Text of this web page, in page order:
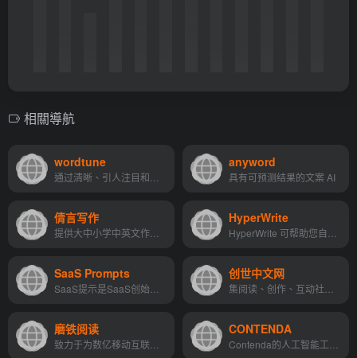
相關導航
wordtune anyword
具有可预测结果的文案 AI
倩言写作 HyperWrite
SaaS Prompts 创世中文网
磨铁阅读 CONTENDA